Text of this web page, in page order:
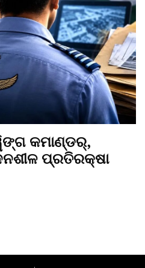
କମାଣ୍ଡର୍,
ପ୍ରତିରକ୍ଷା